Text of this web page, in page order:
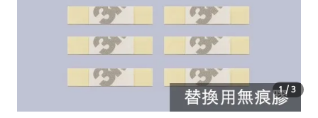
1/3